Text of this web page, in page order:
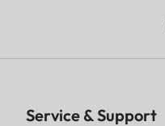
Service & Support